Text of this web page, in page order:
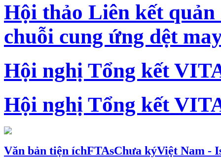
Hội thảo Liên kết
chuỗi cung ứng dệt
Hội nghị Tổng kết
Hội nghị Tổng kết
Văn bản tiện íchFTAsChưa kýViệt Nam -